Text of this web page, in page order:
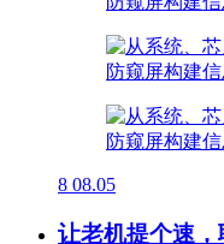
8 08.05
让老机提个速